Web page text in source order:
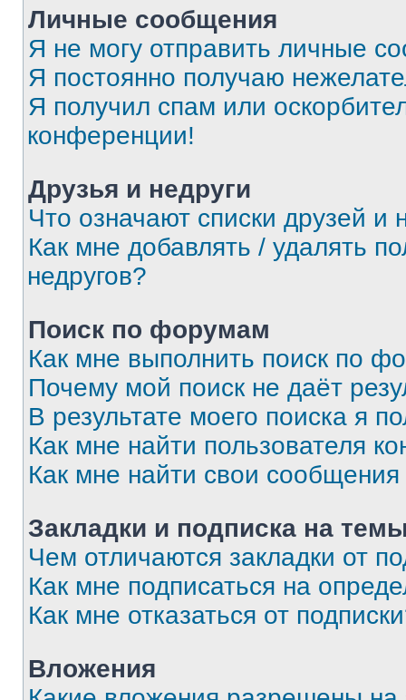
Личные сообщения
Я не могу отправить личные
Я постоянно получаю
Я получил спам или
конференции!
Друзья и недруги
Что означают списки друзей и
Как мне добавлять / удалять
недругов?
Поиск по форумам
Как мне выполнить поиск по
Почему мой поиск не даёт
В результате моего поиска я
Как мне найти пользователя
Как мне найти свои
Закладки и подписка на
Чем отличаются закладки от
Как мне подписаться на
Как мне отказаться от
Вложения